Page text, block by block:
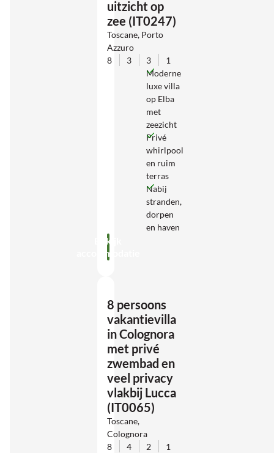
uitzicht op
zee (IT0247)
Toscane, Porto
Azzuro
8
3 3
1
Moderne
luxe villa
op Elba
met
zeezicht
Privé
whirlpool
en ruim
terras
Nabij
stranden,
dorpen
en haven
Bekijk
accommodatie
8 persoons
vakantievilla
in Colognora
met privé
zwembad en
veel privacy
vlakbij Lucca
(IT0065)
Toscane,
Colognora
8
4 2
1